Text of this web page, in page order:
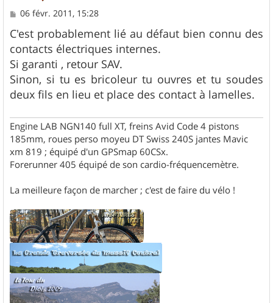
M
s
s
a
g
e
06 févr. 2011, 15:28
C'est probablement lié au défaut bien connu des
contacts électriques internes.
Si garanti , retour SAV.
Sinon, si tu es bricoleur tu ouvres et tu soudes
deux fils en lieu et place des contact à lamelles.
Engine LAB NGN140 full XT, freins Avid Code 4 pistons
185mm, roues perso moyeu DT Swiss 240S jantes Mavic
xm 819 ; équipé d'un GPSmap 60CSx.
Forerunner 405 équipé de son cardio-fréquencemètre.
La meilleure façon de marcher ; c'est de faire du vélo !